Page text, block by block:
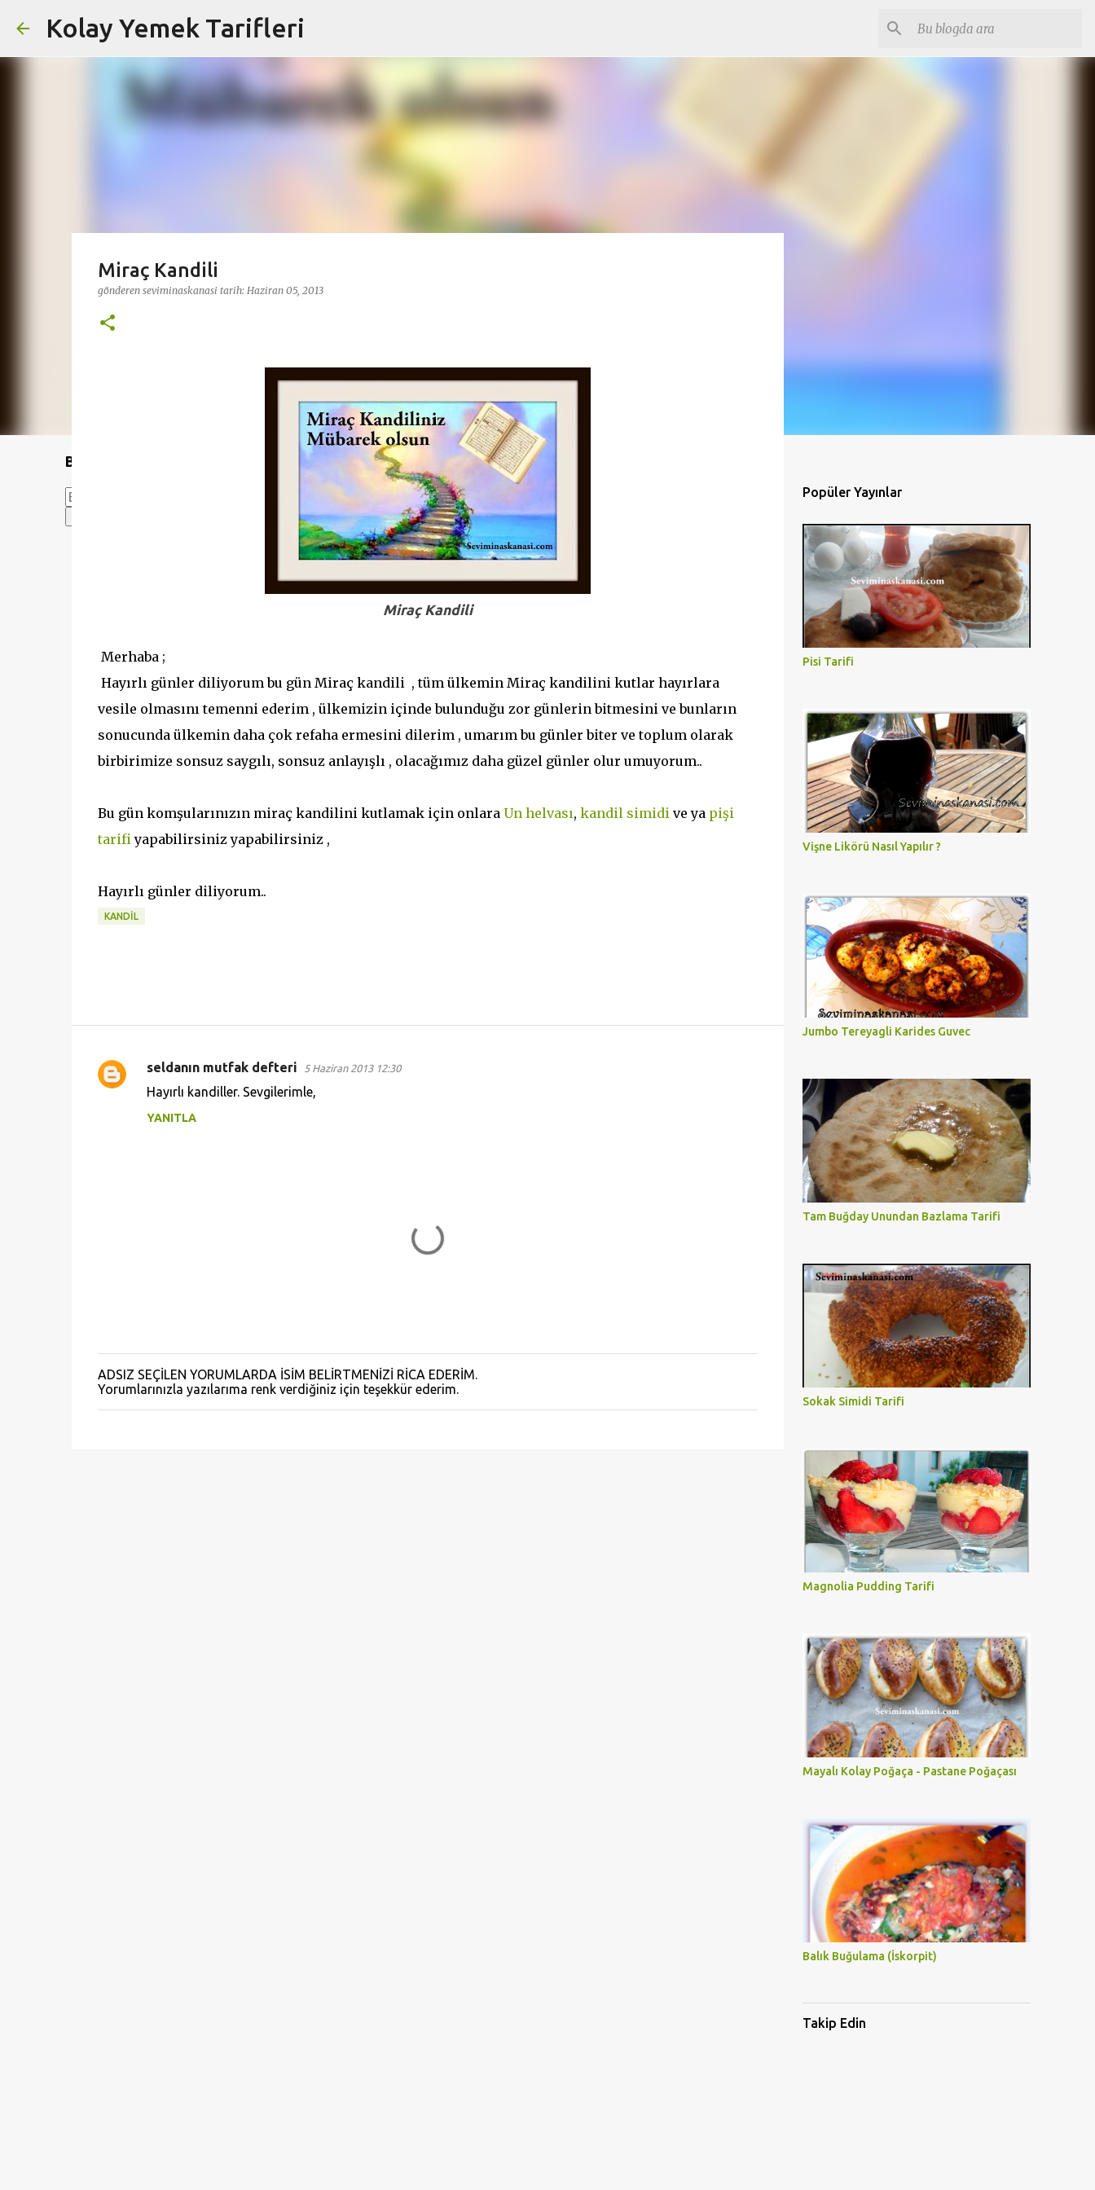
Kolay Yemek Tarifleri
Bu Blogda Ara
Miraç Kandili
gönderen seviminaskanasi tarih: Haziran 05, 2013
Miraç Kandili
Merhaba ;
Hayırlı günler diliyorum bu gün Miraç kandili , tüm ülkemin Miraç kandilini kutlar hayırlara
vesile olmasını temenni ederim , ülkemizin içinde bulunduğu zor günlerin bitmesini ve bunların
sonucunda ülkemin daha çok refaha ermesini dilerim , umarım bu günler biter ve toplum olarak
birbirimize sonsuz saygılı, sonsuz anlayışlı , olacağımız daha güzel günler olur umuyorum..
Bu gün komşularınızın miraç kandilini kutlamak için onlara Un helvası, kandil simidi ve yapişi
tarifiyapabilirsiniz yapabilirsiniz ,
Hayırlı günler diliyorum..
KANDİL
Y
seldanın mutfak defteri 5 Haziran 2013 12:30
Hayırlı kandiller. Sevgilerimle,
YANITLA
Y
o
r
ADSIZ SEÇİLEN YORUMLARDA İSİM BELİRTMENİZİ RİCA EDERİM.
Yorumlarınızla yazılarıma renk verdiğiniz için teşekkür ederim.
Popüler Yayınlar
Pisi Tarifi
Vişne Likörü Nasıl Yapılır ?
Jumbo Tereyagli Karides Guvec
Tam Buğday Unundan Bazlama Tarifi
Sokak Simidi Tarifi
Magnolia Pudding Tarifi
Mayalı Kolay Poğaça - Pastane Poğaçası
Balık Buğulama (İskorpit)
Takip Edin